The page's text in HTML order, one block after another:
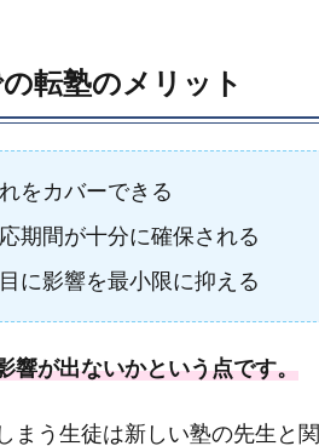
転塾のメリット
をカバーできる
期間が十分に確保される
に影響を最小限に抑える
響が出ないかという点です。
まう生徒は新しい塾の先生と